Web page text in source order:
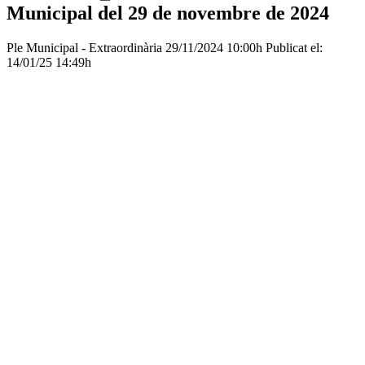
Municipal del 29 de novembre de 2024
Ple Municipal - Extraordinària 29/11/2024 10:00h Publicat el:
14/01/25 14:49h